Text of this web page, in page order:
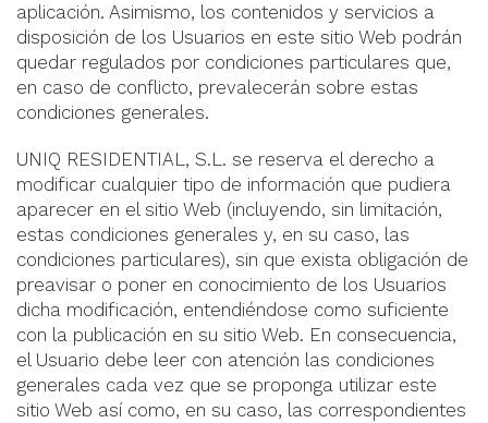
aplicación. Asimismo, los contenidos y servicios a
disposición de los Usuarios en este sitio Web podrán
quedar regulados por condiciones particulares que,
en caso de conflicto, prevalecerán sobre estas
condiciones generales.
UNIQ RESIDENTIAL, S.L. se reserva el derecho a
modificar cualquier tipo de información que pudiera
aparecer en el sitio Web (incluyendo, sin limitación,
estas condiciones generales y, en su caso, las
condiciones particulares), sin que exista obligación de
preavisar o poner en conocimiento de los Usuarios
dicha modificación, entendiéndose como suficiente
con la publicación en su sitio Web. En consecuencia,
el Usuario debe leer con atención las condiciones
generales cada vez que se proponga utilizar este
sitio Web así como, en su caso, las correspondientes